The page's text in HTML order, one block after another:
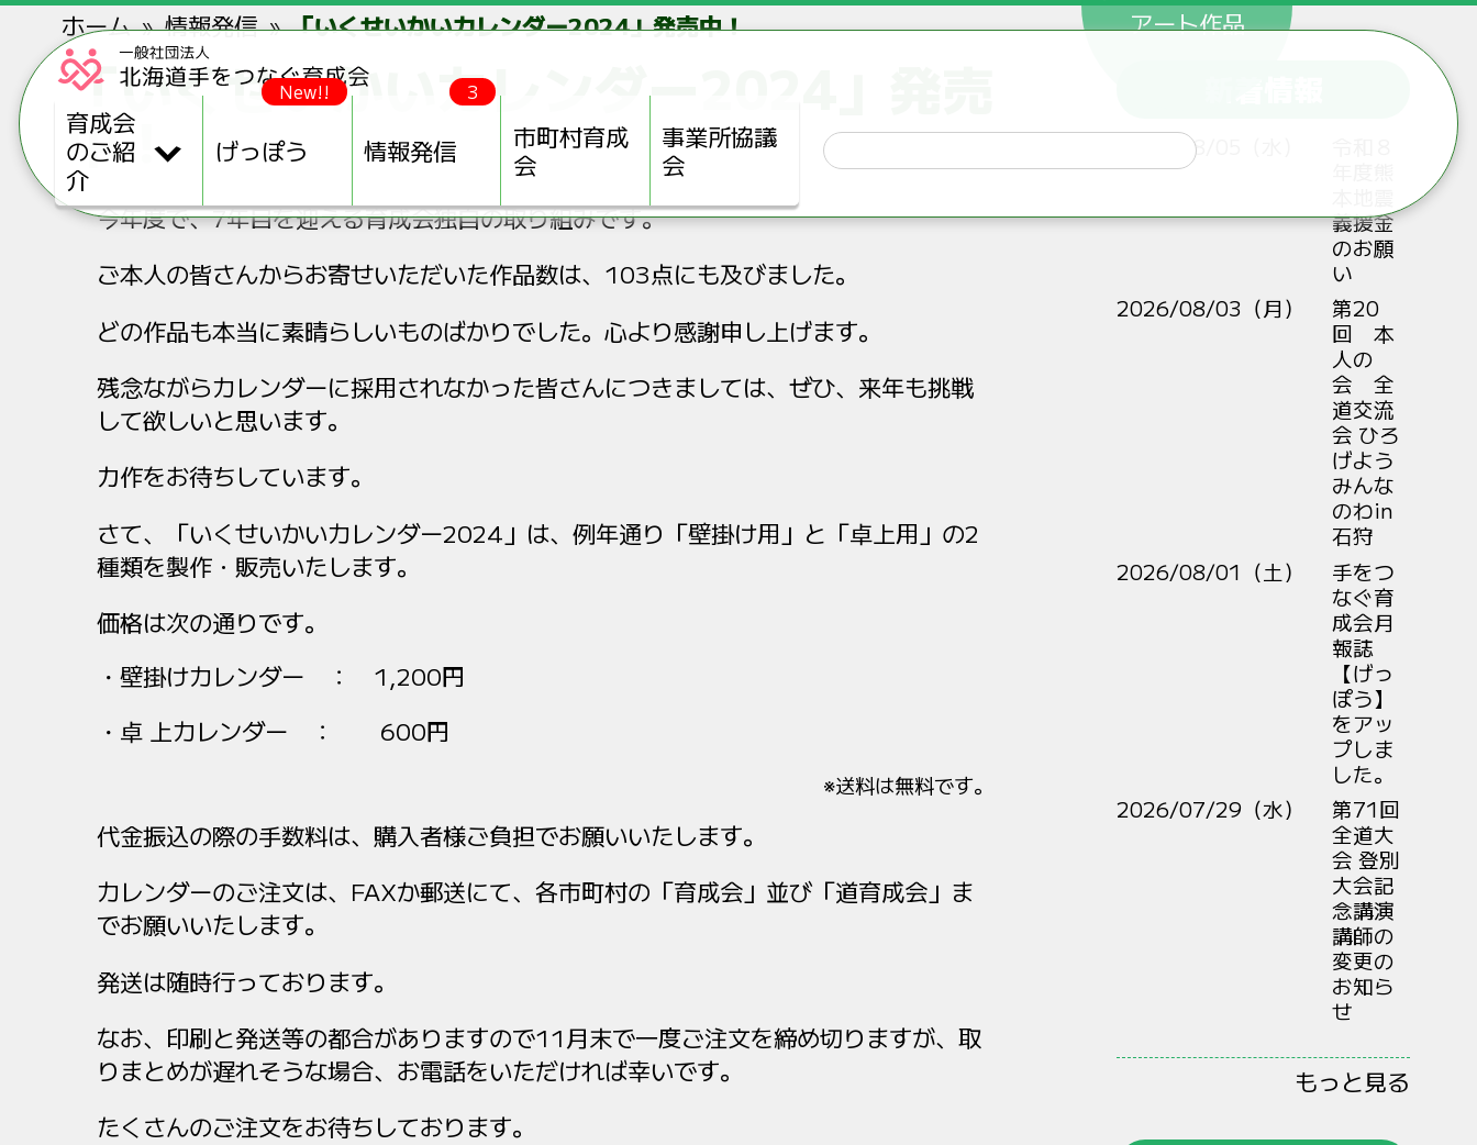
育成会
のご紹
介
New!!
げっぽう
3
情報発信
市町村育成
会
事業所協議
会
アート作品
ホーム 情報発信 「いくせいかいカレンダー2024」発売中！
「いくせいかいカレンダー2024」発売
中！
今年度で、7年目を迎える育成会独自の取り組みです。
ご本人の皆さんからお寄せいただいた作品数は、103点にも及びました。
どの作品も本当に素晴らしいものばかりでした。心より感謝申し上げます。
残念ながらカレンダーに採用されなかった皆さんにつきましては、ぜひ、来年も挑戦
して欲しいと思います。
力作をお待ちしています。
さて、「いくせいかいカレンダー2024」は、例年通り「壁掛け用」と「卓上用」の2
種類を製作・販売いたします。
価格は次の通りです。
壁掛けカレンダー ： 1,200円
卓 上カレンダー ： 600円
※送料は無料です。
代金振込の際の手数料は、購入者様ご負担でお願いいたします。
カレンダーのご注文は、FAXか郵送にて、各市町村の「育成会」並び「道育成会」ま
でお願いいたします。
発送は随時行っております。
なお、印刷と発送等の都合がありますので11月末で一度ご注文を締め切りますが、取
りまとめが遅れそうな場合、お電話をいただければ幸いです。
たくさんのご注文をお待ちしております。
2026/08/05（水）
義援金
のお願
い
2026/08/03（月）
第20
回 本
人の
会 全
道交流
会 ひろ
げよう
みんな
のわin
石狩
2026/08/01（土）
手をつ
なぐ育
成会月
報誌
【げっ
ぽう】
をアッ
プしま
した。
2026/07/29（水）
第71回
全道大
会 登別
大会記
念講演
講師の
変更の
お知ら
せ
もっと見る